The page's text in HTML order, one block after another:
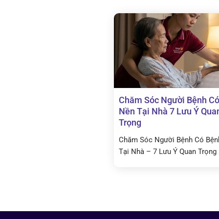
Chăm Sóc Người Bệnh
Nền Tại Nhà 7 Lưu Ý
Trọng
Chăm Sóc Người Bệnh Có
Tại Nhà – 7 Lưu Ý Quan Trọng